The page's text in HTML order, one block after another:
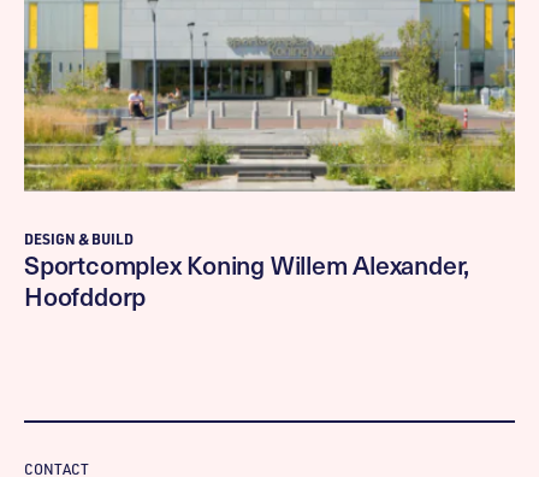
DESIGN & BUILD
Sportcomplex Koning Willem Alexander,
Hoofddorp
CONTACT